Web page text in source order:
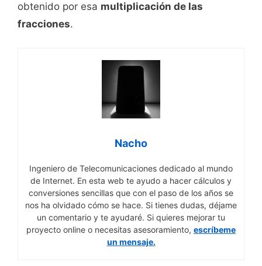
obtenido por esa multiplicación de las
fracciones.
Nacho
Ingeniero de Telecomunicaciones dedicado al mundo
de Internet. En esta web te ayudo a hacer cálculos y
conversiones sencillas que con el paso de los años se
nos ha olvidado cómo se hace. Si tienes dudas, déjame
un comentario y te ayudaré. Si quieres mejorar tu
proyecto online o necesitas asesoramiento, escríbeme
un mensaje.